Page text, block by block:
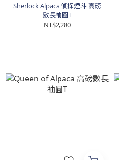
Sherlock Alpaca 偵探煙斗 高磅
數長袖圓T
NT$2,280